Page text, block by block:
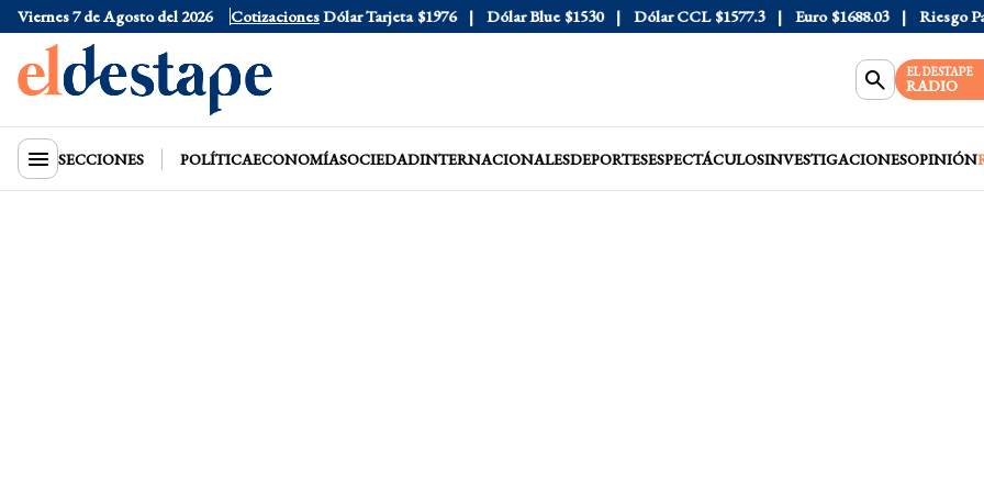
Viernes 7 de Agosto del 2026 Cotizaciones
Dólar Oficial $1520 Dólar Tarjeta $1976 Dólar Blue $1530 Dólar CCL $1577.3 Euro $1688.03 Riesgo País
EL DESTAPE
RADIO
SECCIONES POLÍTICAECONOMÍASOCIEDADINTERNACIONALESDEPORTESESPECTÁCULOSINVESTIGACIONESOPINIÓN